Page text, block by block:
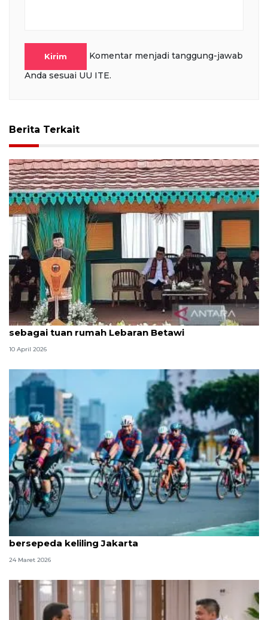
Kirim
Komentar menjadi tanggung-jawab
Anda sesuai UU ITE.
Berita Terkait
Pertimbangan Pramono pilih Lapangan Banteng
sebagai tuan rumah Lebaran Betawi
10 April 2026
Saleh Husin, Pramono dan Kopi Durian Community
bersepeda keliling Jakarta
24 Maret 2026